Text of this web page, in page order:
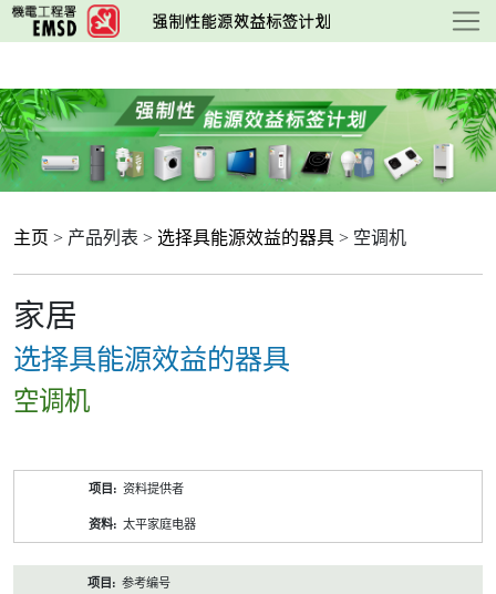
跳
至
要
内
容
主页 > 产品列表 > 选择具能源效益的器具 > 空调机
家居
选择具能源效益的器具
空调机
资料提供者
太平家庭电器
参考编号